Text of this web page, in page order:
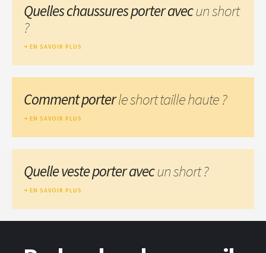
Quelles chaussures porter avecun short
?
EN SAVOIR PLUS
Comment porterle short taille haute ?
EN SAVOIR PLUS
Quelle veste porter avecun short ?
EN SAVOIR PLUS